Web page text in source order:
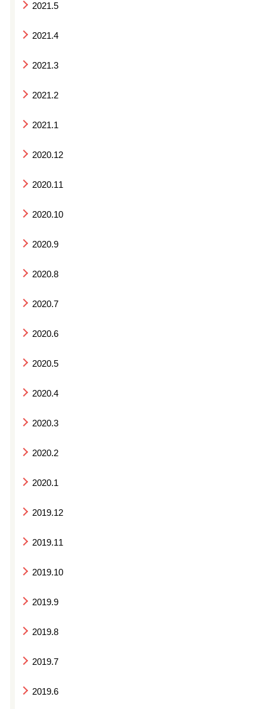
2021.5
2021.4
2021.3
2021.2
2021.1
2020.12
2020.11
2020.10
2020.9
2020.8
2020.7
2020.6
2020.5
2020.4
2020.3
2020.2
2020.1
2019.12
2019.11
2019.10
2019.9
2019.8
2019.7
2019.6